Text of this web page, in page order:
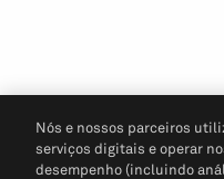
Nós e nossos parceiros
serviços digitais e operar
desempenho (incluindo